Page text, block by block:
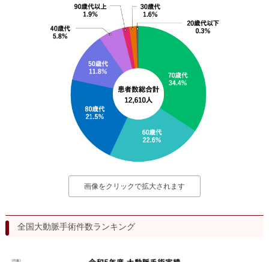
画像をクリックで拡大されます
全国大動脈手術件数ランキング